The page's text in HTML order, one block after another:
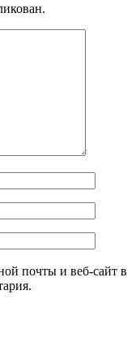
почты и веб-сайт в